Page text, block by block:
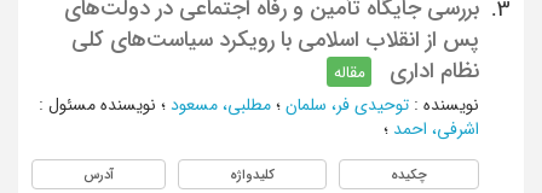
3.
بررسی جایگاه تأمین و رفاه اجتماعی در دولت‌های
پس از انقلاب اسلامی با رویکرد سیاست‌های کلی
نظام اداری
مقاله
نویسنده : توحیدی فر، سلمان ؛ مطلبی، مسعود ؛ نویسنده مسئول :
اشرفی، احمد ؛
چکیده کلیدواژه آدرس